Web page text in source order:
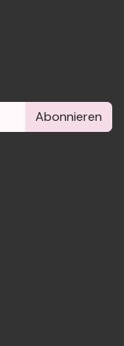
Abonnieren